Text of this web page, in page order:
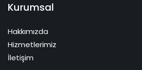
Kurumsal
Hakkımızda
Hizmetlerimiz
İletişim